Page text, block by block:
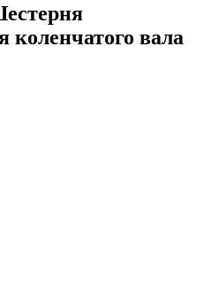
коленчатого вала